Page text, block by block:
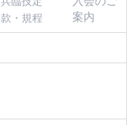
款・規程
案内